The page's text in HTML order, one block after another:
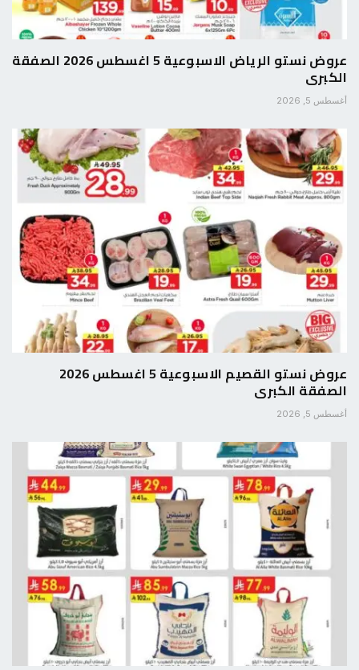
عروض نستو الرياض الاسبوعية 5 اغسطس 2026 الصفقة
الكبرى
أغسطس 5, 2026
عروض نستو القصيم الاسبوعية 5 اغسطس 2026
الصفقة الكبرى
أغسطس 5, 2026